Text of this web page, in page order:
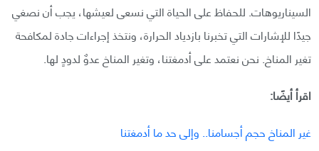
السيناريوهات. للحفاظ على الحياة التي نسعى لعيشها، يجب أن نصغي
جيدًا للإشارات التي تخبرنا بازدياد الحرارة، ونتخذ إجراءات جادة لمكافحة
تغير المناخ. نحن نعتمد على أدمغتنا، وتغير المناخ عدوٌ لدودٍ لها.
اقرأ أيضًا:
غير المناخ حجم أجسامنا.. وإلى حد ما أدمغتنا